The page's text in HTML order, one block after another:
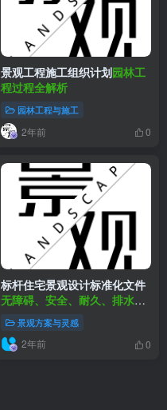
景观工程施工组织计划园林工
程过程全解析
园林工程与施工
2年前 0
标杆住宅景观设计标准化文件
无障碍、安全、耐久、排水、
绿化、人性化设计
景观方案与灵感
2年前 0